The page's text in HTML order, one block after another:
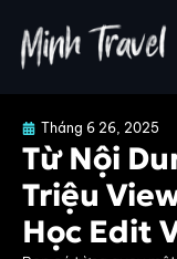
nội
Tháng 6 26, 2025
Từ Nội
Triệu
Học Edit